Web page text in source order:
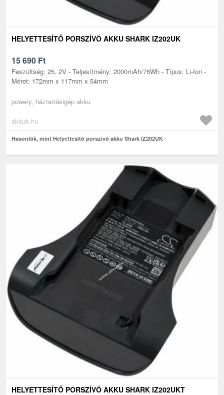
HELYETTESÍTŐ PORSZÍVÓ AKKU SHARK IZ202UK
15 690 Ft
Feszültség: 25, 2V - Teljesítmény: 2000mAh/76Wh - Típus: Li-Ion -
Méret: 172mm x 117mm x 54mm
powery, háztartásigép akku
akkuk.hu
Hasonlók, mint Helyettesítő porszívó akku Shark IZ202UK
HELYETTESÍTŐ PORSZÍVÓ AKKU SHARK IZ202UKT